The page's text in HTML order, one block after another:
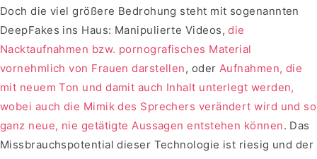
Doch die viel größere Bedrohung steht mit sogenannten
DeepFakes ins Haus: Manipulierte Videos,die
Nacktaufnahmen bzw. pornografisches Material
vornehmlich von Frauen darstellen, oderAufnahmen, die
mit neuem Ton und damit auch Inhalt unterlegt werden,
wobei auch die Mimik des Sprechers verändert wird und so
ganz neue, nie getätigte Aussagen entstehen können. Das
Missbrauchspotential dieser Technologie ist riesig und der